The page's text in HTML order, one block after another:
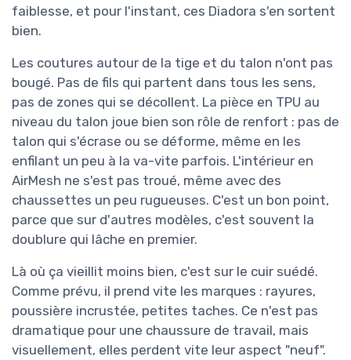
faiblesse, et pour l'instant, ces Diadora s'en sortent
bien.
Les coutures autour de la tige et du talon n'ont pas
bougé. Pas de fils qui partent dans tous les sens,
pas de zones qui se décollent. La pièce en TPU au
niveau du talon joue bien son rôle de renfort : pas de
talon qui s'écrase ou se déforme, même en les
enfilant un peu à la va-vite parfois. L'intérieur en
AirMesh ne s'est pas troué, même avec des
chaussettes un peu rugueuses. C'est un bon point,
parce que sur d'autres modèles, c'est souvent la
doublure qui lâche en premier.
Là où ça vieillit moins bien, c'est sur le cuir suédé.
Comme prévu, il prend vite les marques : rayures,
poussière incrustée, petites taches. Ce n'est pas
dramatique pour une chaussure de travail, mais
visuellement, elles perdent vite leur aspect "neuf".